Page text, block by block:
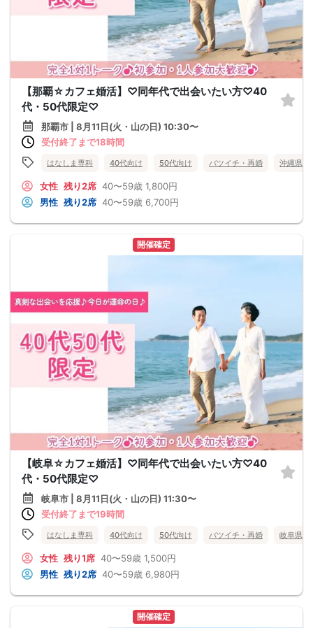
【那覇☆カフェ婚活】♡同年代で出会いたい方♡40
代・50代限定♡
那覇市 | 8月11日(火・山の日) 10:30〜
受付終了まで18時間
はなしま専科 40代向け 50代向け バツイチ・再婚 沖縄県
女性 残り2席 40〜59歳 1,800円
男性 残り2席 40〜59歳 6,700円
開催確定
【岐阜☆カフェ婚活】♡同年代で出会いたい方♡40
代・50代限定♡
岐阜市 | 8月11日(火・山の日) 11:30〜
受付終了まで19時間
はなしま専科 40代向け 50代向け バツイチ・再婚 岐阜県
女性 残り1席 40〜59歳 1,500円
男性 残り2席 40〜59歳 6,980円
開催確定